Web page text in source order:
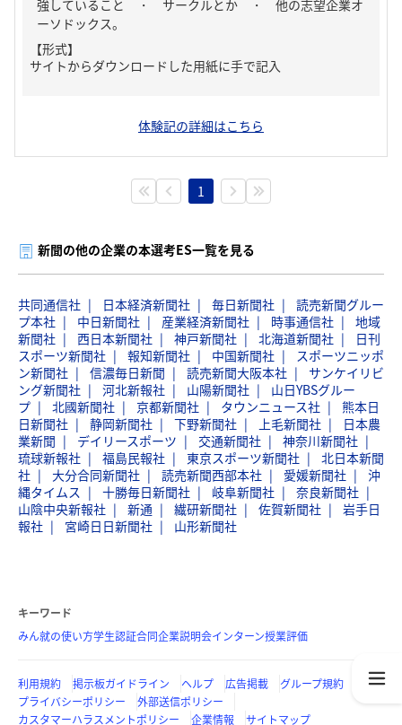
強していること ・ サークルとか ・ 他の志望企業オ
ーソドックス。
【形式】
サイトからダウンロードした用紙に手で記入
体験記の詳細はこちら
1
新聞の他の企業の本選考ES一覧を見る
共同通信社 日本経済新聞社 毎日新聞社
読売新聞グルー
プ本社
中日新聞社 産業経済新聞社 時事通信社
地域
新聞社
西日本新聞社 神戸新聞社 北海道新聞社
日刊
スポーツ新聞社
報知新聞社 中国新聞社
スポーツニッポ
ン新聞社
信濃毎日新聞 読売新聞大阪本社
サンケイリビ
ング新聞社
河北新報社 山陽新聞社
山日YBSグルー
プ
北國新聞社 京都新聞社 タウンニュース社
熊本日
日新聞社
静岡新聞社 下野新聞社 上毛新聞社
日本農
業新聞
デイリースポーツ 交通新聞社
神奈川新聞社
琉球新報社
福島民報社 東京スポーツ新聞社
北日本新聞
社
大分合同新聞社 読売新聞西部本社 愛媛新聞社
沖
縄タイムス
十勝毎日新聞社 岐阜新聞社
奈良新聞社
山陰中央新報社
新通 繊研新聞社 佐賀新聞社
岩手日
報社
宮崎日日新聞社 山形新聞社
キーワード
みん就の使い方学生認証合同企業説明会インターン授業評価
利用規約 掲示板ガイドライン ヘルプ 広告掲載
グループ規約
プライバシーポリシー
外部送信ポリシー
カスタマーハラスメントポリシー
企業情報 サイトマップ